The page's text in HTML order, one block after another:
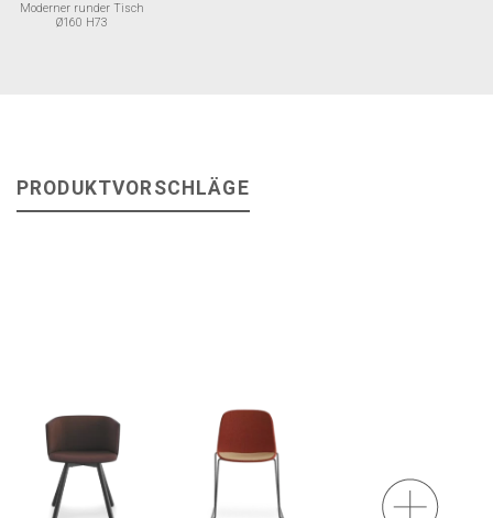
Moderner runder Tisch
Ø160 H73
PRODUKTVORSCHLÄGE